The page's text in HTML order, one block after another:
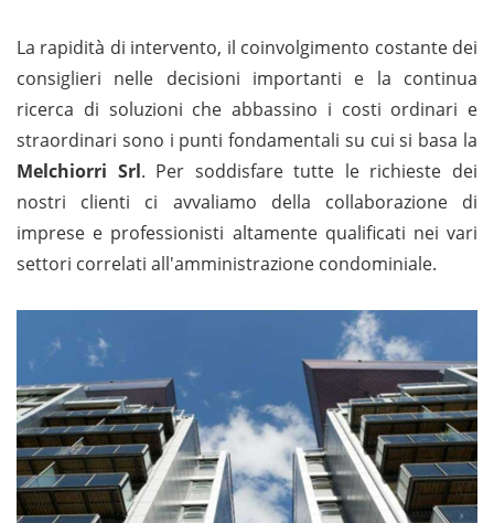
La rapidità di intervento, il coinvolgimento costante dei
consiglieri nelle decisioni importanti e la continua
ricerca di soluzioni che abbassino i costi ordinari e
straordinari sono i punti fondamentali su cui si basa la
Melchiorri Srl. Per soddisfare tutte le richieste dei
nostri clienti ci avvaliamo della collaborazione di
imprese e professionisti altamente qualificati nei vari
settori correlati all'amministrazione condominiale.